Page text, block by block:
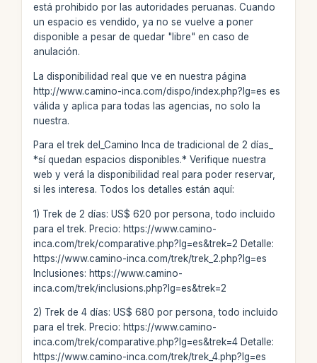
está prohibido por las autoridades peruanas. Cuando
un espacio es vendido, ya no se vuelve a poner
disponible a pesar de quedar "libre" en caso de
anulación.
La disponibilidad real que ve en nuestra página
http://www.camino-inca.com/dispo/index.php?lg=es es
válida y aplica para todas las agencias, no solo la
nuestra.
Para el trek del_Camino Inca de tradicional de 2 días_
*sí quedan espacios disponibles.* Verifique nuestra
web y verá la disponibilidad real para poder reservar,
si les interesa. Todos los detalles están aquí:
1) Trek de 2 días: US$ 620 por persona, todo incluido
para el trek. Precio: https://www.camino-
inca.com/trek/comparative.php?lg=es&trek=2 Detalle:
https://www.camino-inca.com/trek/trek_2.php?lg=es
Inclusiones: https://www.camino-
inca.com/trek/inclusions.php?lg=es&trek=2
2) Trek de 4 días: US$ 680 por persona, todo incluido
para el trek. Precio: https://www.camino-
inca.com/trek/comparative.php?lg=es&trek=4 Detalle:
https://www.camino-inca.com/trek/trek_4.php?lg=es